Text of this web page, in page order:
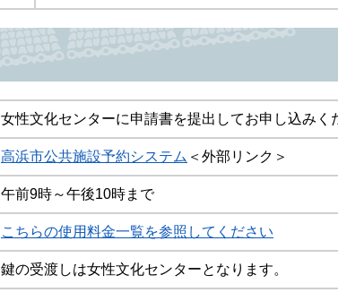
女性文化センターに申請書を提出してお申し込みく
高浜市公共施設予約システム ＜外部リンク＞
午前9時～午後10時まで
こちらの使用料金一覧を参照してください
鍵の受渡しは女性文化センターとなります。